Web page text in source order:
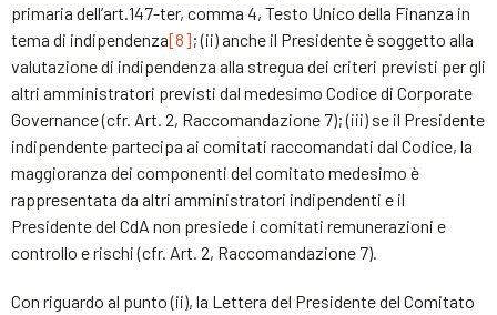
primaria dell’art.147-ter, comma 4, Testo Unico della Finanza in
tema di indipendenza[8]; (ii) anche il Presidente è soggetto alla
valutazione di indipendenza alla stregua dei criteri previsti per gli
altri amministratori previsti dal medesimo Codice di Corporate
Governance (cfr. Art. 2, Raccomandazione 7); (iii) se il Presidente
indipendente partecipa ai comitati raccomandati dal Codice, la
maggioranza dei componenti del comitato medesimo è
rappresentata da altri amministratori indipendenti e il
Presidente del CdA non presiede i comitati remunerazioni e
controllo e rischi (cfr. Art. 2, Raccomandazione 7).
Con riguardo al punto (ii), la Lettera del Presidente del Comitato